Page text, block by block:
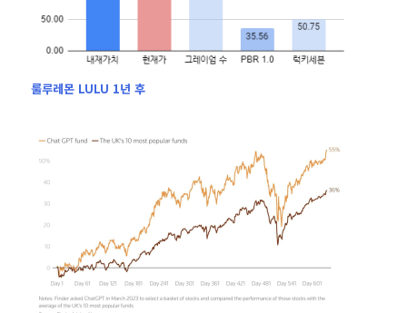
룰루레몬 LULU 1년 후